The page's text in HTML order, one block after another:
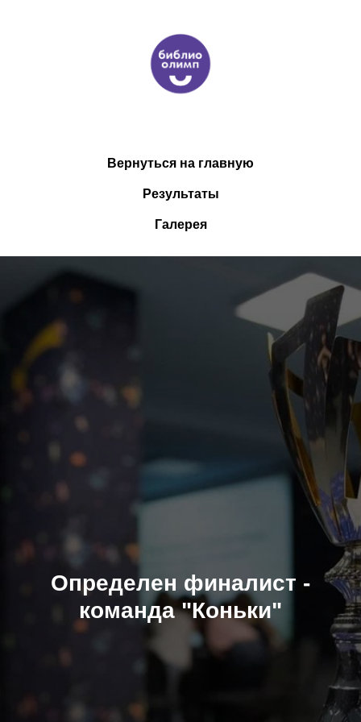
Вернуться на главную
Результаты
Галерея
Определен финалист -
команда "Коньки"